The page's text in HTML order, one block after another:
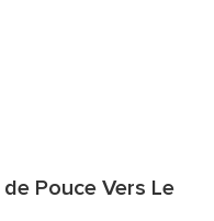
Pouce Vers Le